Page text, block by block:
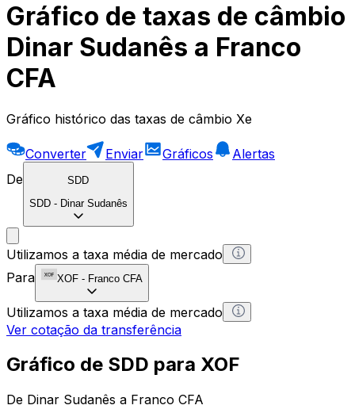
Gráfico de taxas de câmbio
Dinar Sudanês a Franco
CFA
Gráfico histórico das taxas de câmbio Xe
Converter Enviar Gráficos
Alertas
De
SDD
SDD - Dinar Sudanês
Utilizamos a taxa média de mercado
Para
XOF - Franco CFA
Utilizamos a taxa média de mercado
Ver cotação da transferência
Gráfico de SDD para XOF
De Dinar Sudanês a Franco CFA